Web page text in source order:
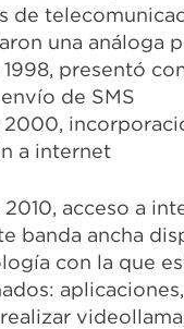
de
una análoga
1998, presentó
de SMS
2000,
a internet
2010, acceso a
banda ancha
con la que